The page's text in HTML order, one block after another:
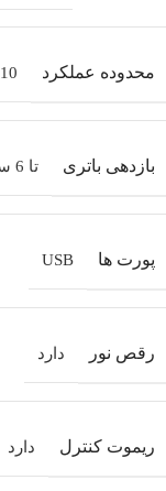
محدوده عملکرد 10 متر
بازدهی باتری تا 6 ساعت با 50% حجم صدا
پورت‌ ها USB
رقص نور دارد
ریموت کنترل دارد